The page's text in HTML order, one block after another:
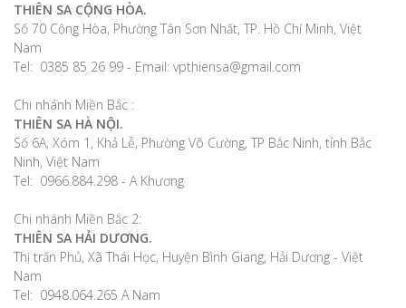
THIÊN SA CỘNG HÒA.
Số 70 Cộng Hòa, Phường Tân Sơn Nhất, TP. Hồ Chí Minh, Việt
Nam
Tel: 0385 85 26 99 - Email: vpthiensa@gmail.com
Chi nhánh Miền Bắc :
THIÊN SA HÀ NỘI.
Số 6A, Xóm 1, Khả Lễ, Phường Võ Cường, TP Bắc Ninh, tỉnh Bắc
Ninh, Việt Nam
Tel: 0966.884.298 - A Khương
Chi nhánh Miền Bắc 2:
THIÊN SA HẢI DƯƠNG.
Thị trấn Phủ, Xã Thái Học, Huyện Bình Giang, Hải Dương - Việt
Nam
Tel: 0948.064.265 A Nam